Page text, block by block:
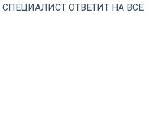
ОТВЕТИТ НА ВСЕ